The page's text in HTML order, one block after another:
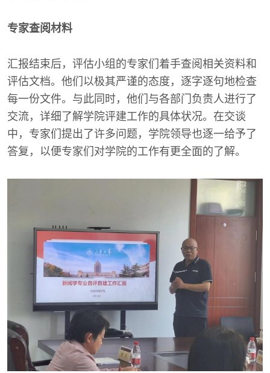
专家查阅材料
汇报结束后，评估小组的专家们着手查阅相关资料和
评估文档。他们以极其严谨的态度，逐字逐句地检查
每一份文件。与此同时，他们与各部门负责人进行了
交流，详细了解学院评建工作的具体状况。在交谈
中，专家们提出了许多问题，学院领导也逐一给予了
答复，以便专家们对学院的工作有更全面的了解。